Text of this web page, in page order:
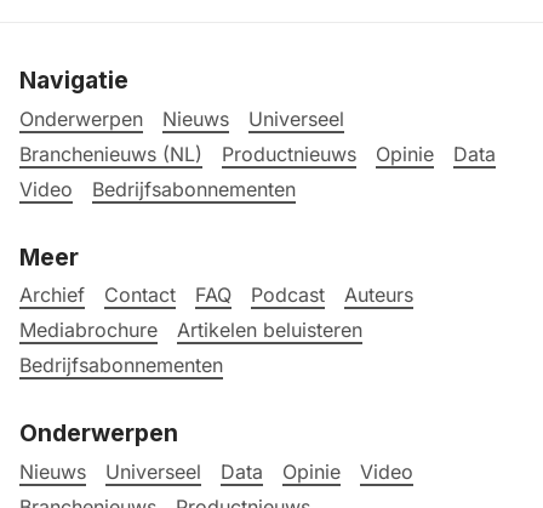
Navigatie
Onderwerpen Nieuws
Universeel
Branchenieuws (NL)
Productnieuws Opinie
Data
Video
Bedrijfsabonnementen
Meer
Archief Contact FAQ Podcast
Auteurs
Mediabrochure
Artikelen beluisteren
Bedrijfsabonnementen
Onderwerpen
Nieuws Universeel Data Opinie
Video